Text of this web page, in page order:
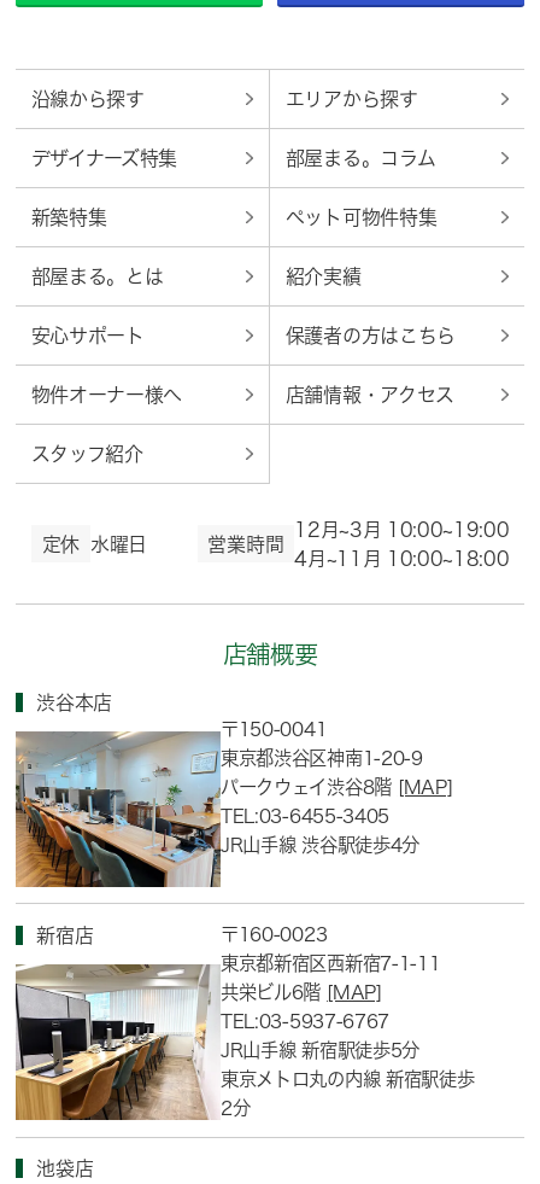
沿線から探す エリアから探す
デザイナーズ特集 部屋まる。コラム
新築特集 ペット可物件特集
部屋まる。とは 紹介実績
安心サポート 保護者の方はこちら
物件オーナー様へ 店舗情報・アクセス
スタッフ紹介
定休 水曜日 営業時間
12月~3月 10:00~19:00
4月~11月 10:00~18:00
店舗概要
渋谷本店
〒150-0041
東京都渋谷区神南1-20-9
パークウェイ渋谷8階 [MAP]
TEL:03-6455-3405
JR山手線 渋谷駅徒歩4分
新宿店
〒160-0023
東京都新宿区西新宿7-1-11
共栄ビル6階 [MAP]
TEL:03-5937-6767
JR山手線 新宿駅徒歩5分
東京メトロ丸の内線 新宿駅徒歩
2分
池袋店